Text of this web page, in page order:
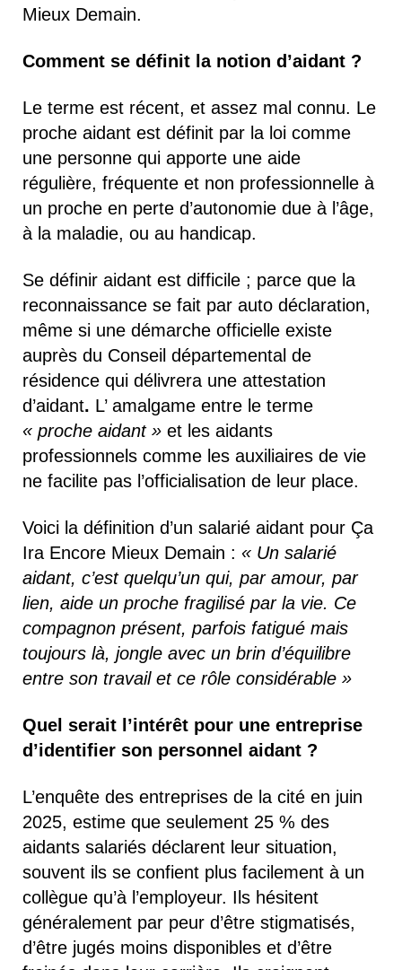
Mieux Demain.
Comment se définit la notion d’aidant ?
Le terme est récent, et assez mal connu. Le
proche aidant est définit par la loi comme
une personne qui apporte une aide
régulière, fréquente et non professionnelle à
un proche en perte d’autonomie due à l’âge,
à la maladie, ou au handicap.
Se définir aidant est difficile ; parce que la
reconnaissance se fait par auto déclaration,
même si une démarche officielle existe
auprès du Conseil départemental de
résidence qui délivrera une attestation
d’aidant. L’ amalgame entre le terme
« proche aidant » et les aidants
professionnels comme les auxiliaires de vie
ne facilite pas l’officialisation de leur place.
Voici la définition d’un salarié aidant pour Ça
Ira Encore Mieux Demain : « Un salarié
aidant, c’est quelqu’un qui, par amour, par
lien, aide un proche fragilisé par la vie. Ce
compagnon présent, parfois fatigué mais
toujours là, jongle avec un brin d’équilibre
entre son travail et ce rôle considérable »
Quel serait l’intérêt pour une entreprise
d’identifier son personnel aidant ?
L’enquête des entreprises de la cité en juin
2025, estime que seulement 25 % des
aidants salariés déclarent leur situation,
souvent ils se confient plus facilement à un
collègue qu’à l’employeur. Ils hésitent
généralement par peur d’être stigmatisés,
d’être jugés moins disponibles et d’être